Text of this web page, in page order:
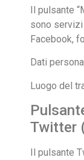
Il pulsante
sono
Facebook,
Dati
Luogo del
Twitter
Il pulsante